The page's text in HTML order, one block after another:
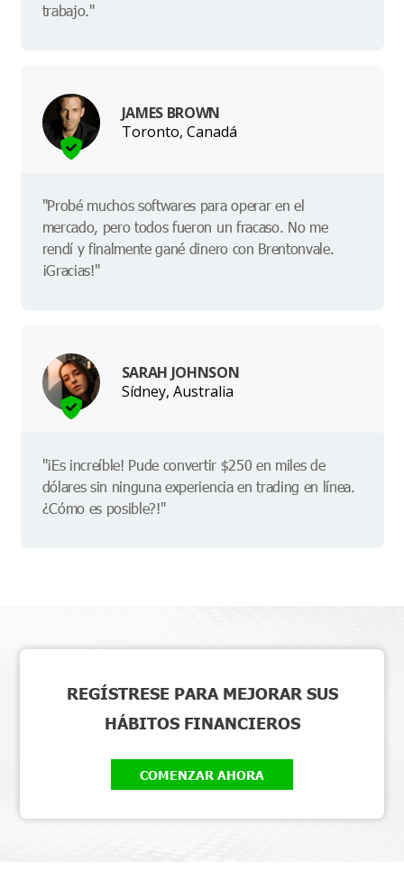
trabajo."
JAMES BROWN
Toronto, Canadá
"Probé muchos softwares para operar en el
mercado, pero todos fueron un fracaso. No me
rendí y finalmente gané dinero con Brentonvale.
¡Gracias!"
SARAH JOHNSON
Sídney, Australia
"¡Es increíble! Pude convertir $250 en miles de
dólares sin ninguna experiencia en trading en línea.
¿Cómo es posible?!"
REGÍSTRESE PARA MEJORAR SUS
HÁBITOS FINANCIEROS
COMENZAR AHORA